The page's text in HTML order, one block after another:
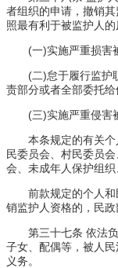
者组织的申请，撤销
照最有利于被监护人
(一)实施严重损害
(二)怠于履行监护
责部分或者全部委托
(三)实施严重侵害
本条规定的有关
民委员会、村民委员
会、未成年人保护组织
前款规定的个人
销监护人资格的，民政
第三十七条 依法
子女、配偶等，被人
义务。